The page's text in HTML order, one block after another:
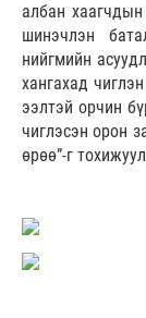
албан хаагчдын
шинэчлэн
нийгмийн
хангахад
ээлтэй орчин
чиглэсэн орон
өрөө”-г